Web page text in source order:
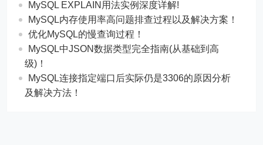
MySQL EXPLAIN用法实例深度详解!
MySQL内存使用率高问题排查过程以及解决方案！
优化MySQL的慢查询过程！
MySQL中JSON数据类型完全指南(从基础到高
级)！
MySQL连接指定端口后实际仍是3306的原因分析
及解决方法！